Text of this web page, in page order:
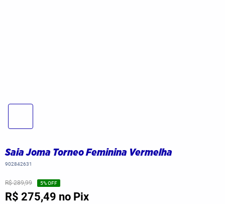
Saia Joma Torneo Feminina Vermelha
902842631
R$ 289,99 5% OFF
R$ 275,49 no Pix